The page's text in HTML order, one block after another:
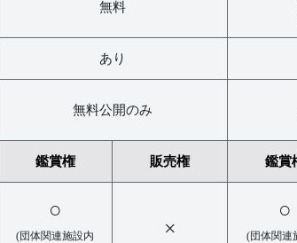
無料
あり
無料公開のみ
鑑賞権 販売権 鑑賞
○
(団体関連施設内
×
○
(団体関連